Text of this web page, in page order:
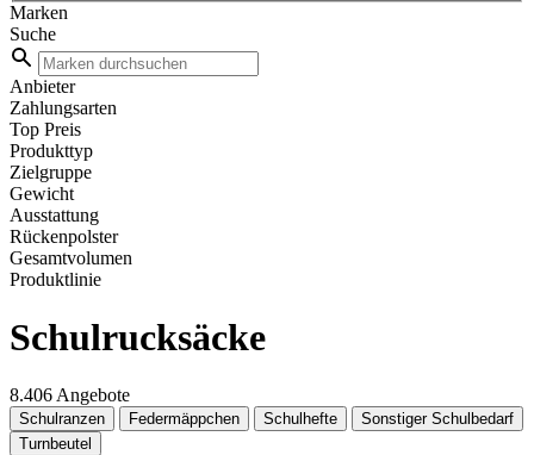
Marken
Suche
Anbieter
Zahlungsarten
Top Preis
Produkttyp
Zielgruppe
Gewicht
Ausstattung
Rückenpolster
Gesamtvolumen
Produktlinie
Schulrucksäcke
8.406 Angebote
Schulranzen Federmäppchen Schulhefte
Sonstiger Schulbedarf
Turnbeutel